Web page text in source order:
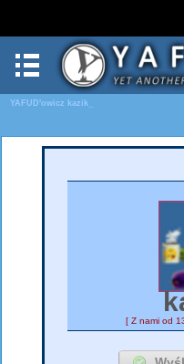
YAFUD'owicz kazik_
[ Z nami od